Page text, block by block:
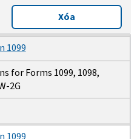
Xóa
1099
for Forms 1099, 1098,
2G